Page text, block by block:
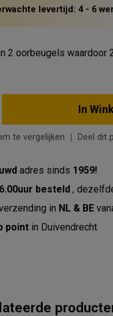
levertijd: 4 - 6
2 oorbeugels waardoor
In
te vergelijken Deel dit
adres sinds 1959!
besteld,
in NL & BE
point in Duivendrecht